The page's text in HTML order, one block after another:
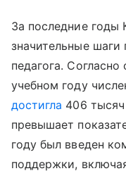
За последние годы
значительные шаги
педагога.
учебном году
достигла 406
превышает
году был введен
поддержки,